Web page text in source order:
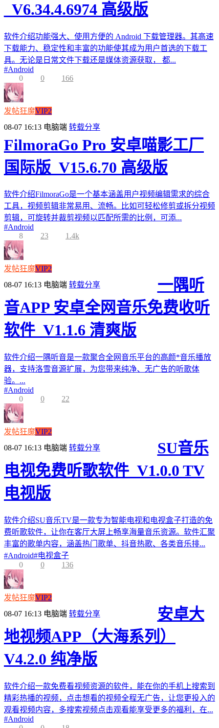
_V6.34.4.6974 高级版
软件介绍功能强大、使用方便的 Android 下载管理器。其高速
下载能力、稳定性和丰富的功能使其成为用户首选的下载工
具。无论是日常文件下载还是媒体资源获取， 都...
#Android
0
0 166
发帖狂魔VIP2
08-07 16:13 电脑端 转载分享
FilmoraGo Pro 安卓喵影工厂
国际版_V15.6.70 高级版
软件介绍FilmoraGo是一个基本涵盖用户视频编辑需求的综合
工具，视频剪辑非常易用、流畅。比如可轻松修剪或拆分视频
剪辑，可旋转并裁剪视频以匹配所需的比例，可添...
#Android
8
23 1.4k
发帖狂魔VIP2
08-07 16:13 电脑端 转载分享
一隅听
音APP 安卓全网音乐免费收听
软件_V1.1.6 清爽版
软件介绍一隅听音是一款聚合全网音乐平台的高颜*音乐播放
器，支持洛雪音源扩展，为您带来纯净、无广告的听歌体
验。...
#Android
0
0 22
发帖狂魔VIP2
08-07 16:13 电脑端 转载分享
SU音乐
电视免费听歌软件_V1.0.0 TV
电视版
软件介绍SU音乐TV是一款专为智能电视和电视盒子打造的免
费听歌软件，让你在客厅大屏上畅享海量音乐资源。软件汇聚
丰富的歌单内容，涵盖热门歌单、抖音热歌、各类音乐排...
#Android#电视盒子
0
0 136
发帖狂魔VIP2
08-07 16:13 电脑端 转载分享
安卓大
地视频APP（大海系列）
V4.2.0 纯净版
软件介绍一款免费看视频资源的软件，能在你的手机上搜索到
精彩热播的视频，点击想看的视频全程无广告，让您更投入的
观看视频内容，多搜索视频点击观看能享受更多的福利，在...
#Android